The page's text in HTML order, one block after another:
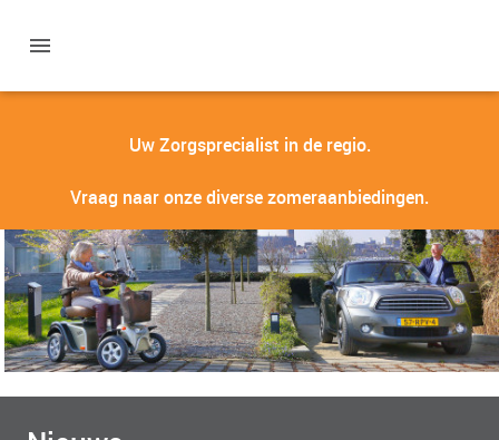
Uw Zorgsprecialist in de regio.
Vraag naar onze diverse zomeraanbiedingen.